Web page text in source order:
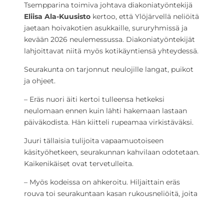
Tsempparina toimiva johtava diakoniatyöntekijä
Eliisa Ala-Kuusisto kertoo, että Ylöjärvellä neliöitä
jaetaan hoivakotien asukkaille, sururyhmissä ja
kevään 2026 neulemessussa. Diakoniatyöntekijät
lahjoittavat niitä myös kotikäyntiensä yhteydessä.
Seurakunta on tarjonnut neulojille langat, puikot
ja ohjeet.
– Eräs nuori äiti kertoi tulleensa hetkeksi
neulomaan ennen kuin lähti hakemaan lastaan
päiväkodista. Hän kiitteli rupeamaa virkistäväksi.
Juuri tällaisia tulijoita vapaamuotoiseen
käsityöhetkeen, seurakunnan kahvilaan odotetaan.
Kaikenikäiset ovat tervetulleita.
– Myös kodeissa on ahkeroitu. Hiljaittain eräs
rouva toi seurakuntaan kasan rukousneliöitä, joita